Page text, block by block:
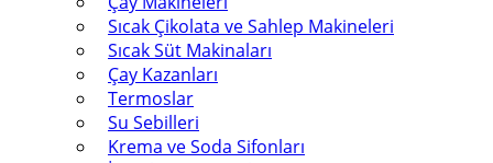
Sıcak Çikolata ve Sahlep Makineleri
Sıcak Süt Makinaları
Çay Kazanları
Termoslar
Su Sebilleri
Krema ve Soda Sifonları